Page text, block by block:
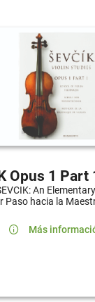
Opus 1
An
Paso hacia la
Más